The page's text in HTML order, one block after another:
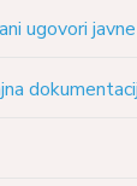
ugovori